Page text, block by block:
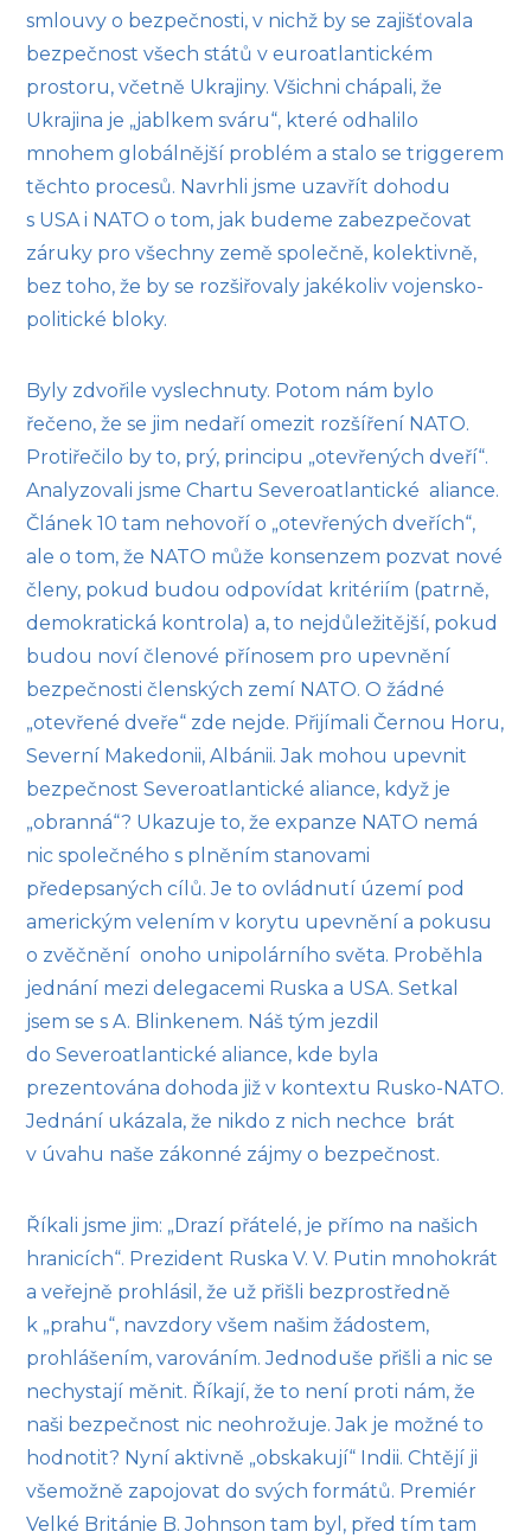
smlouvy o bezpečnosti, v nichž by se zajišťovala
bezpečnost všech států v euroatlantickém
prostoru, včetně Ukrajiny. Všichni chápali, že
Ukrajina je „jablkem sváru“, které odhalilo
mnohem globálnější problém a stalo se triggerem
těchto procesů. Navrhli jsme uzavřít dohodu
s USA i NATO o tom, jak budeme zabezpečovat
záruky pro všechny země společně, kolektivně,
bez toho, že by se rozšiřovaly jakékoliv vojensko-
politické bloky.
Byly zdvořile vyslechnuty. Potom nám bylo
řečeno, že se jim nedaří omezit rozšíření NATO.
Protiřečilo by to, prý, principu „otevřených dveří“.
Analyzovali jsme Chartu Severoatlantické aliance.
Článek 10 tam nehovoří o „otevřených dveřích“,
ale o tom, že NATO může konsenzem pozvat nové
členy, pokud budou odpovídat kritériím (patrně,
demokratická kontrola) a, to nejdůležitější, pokud
budou noví členové přínosem pro upevnění
bezpečnosti členských zemí NATO. O žádné
„otevřené dveře“ zde nejde. Přijímali Černou Horu,
Severní Makedonii, Albánii. Jak mohou upevnit
bezpečnost Severoatlantické aliance, když je
„obranná“? Ukazuje to, že expanze NATO nemá
nic společného s plněním stanovami
předepsaných cílů. Je to ovládnutí území pod
americkým velením v korytu upevnění a pokusu
o zvěčnění onoho unipolárního světa. Proběhla
jednání mezi delegacemi Ruska a USA. Setkal
jsem se s A. Blinkenem. Náš tým jezdil
do Severoatlantické aliance, kde byla
prezentována dohoda již v kontextu Rusko-NATO.
Jednání ukázala, že nikdo z nich nechce brát
v úvahu naše zákonné zájmy o bezpečnost.
Říkali jsme jim: „Drazí přátelé, je přímo na našich
hranicích“. Prezident Ruska V. V. Putin mnohokrát
a veřejně prohlásil, že už přišli bezprostředně
k „prahu“, navzdory všem našim žádostem,
prohlášením, varováním. Jednoduše přišli a nic se
nechystají měnit. Říkají, že to není proti nám, že
naši bezpečnost nic neohrožuje. Jak je možné to
hodnotit? Nyní aktivně „obskakují“ Indii. Chtějí ji
všemožně zapojovat do svých formátů. Premiér
Velké Británie B. Johnson tam byl, před tím tam